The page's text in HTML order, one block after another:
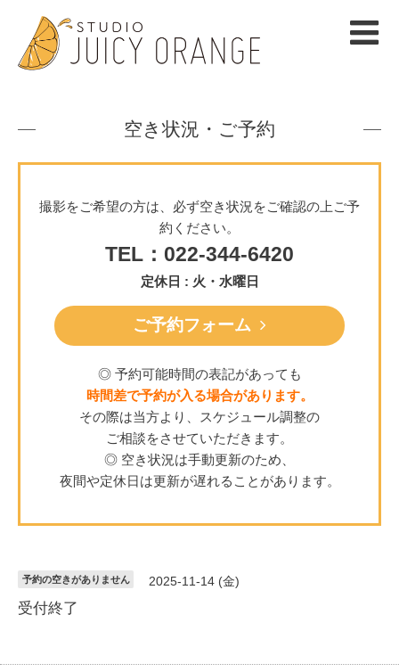
空き状況・ご予約
撮影をご希望の方は、必ず空き状況をご確認の上ご予
約ください。
TEL：022-344-6420
定休日 : 火・水曜日
ご予約フォーム
◎ 予約可能時間の表記があっても
時間差で予約が入る場合があります。
その際は当方より、スケジュール調整の
ご相談をさせていただきます。
◎ 空き状況は手動更新のため、
夜間や定休日は更新が遅れることがあります。
予約の空きがありません 2025-11-14 (金)
受付終了